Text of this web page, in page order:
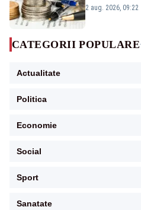
viitoare?
2 aug. 2026, 09:22
CATEGORII POPULARE
Actualitate
Politica
Economie
Social
Sport
Sanatate